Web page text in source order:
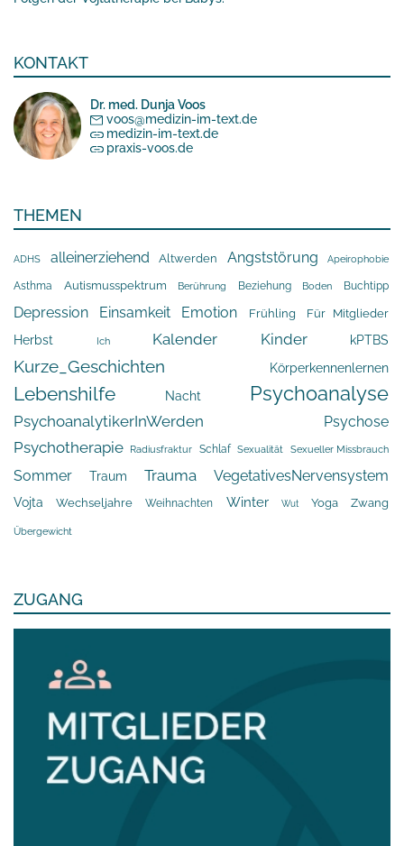
KONTAKT
Dr. med. Dunja Voos
voos@medizin-im-text.de
medizin-im-text.de
praxis-voos.de
THEMEN
ADHS alleinerziehend Altwerden Angststörung Apeirophobie
Asthma Autismusspektrum Berührung Beziehung Boden Buchtipp
Depression Einsamkeit Emotion Frühling Für Mitglieder
Herbst Ich Kalender Kinder kPTBS
Kurze_Geschichten Körperkennenlernen
Lebenshilfe Nacht Psychoanalyse
PsychoanalytikerInWerden Psychose
Psychotherapie Radiusfraktur Schlaf Sexualität Sexueller Missbrauch
Sommer Traum Trauma VegetativesNervensystem
Vojta Wechseljahre Weihnachten Winter Wut Yoga Zwang
Übergewicht
ZUGANG